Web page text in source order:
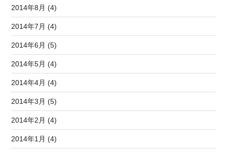
2014年8月 (4)
2014年7月 (4)
2014年6月 (5)
2014年5月 (4)
2014年4月 (4)
2014年3月 (5)
2014年2月 (4)
2014年1月 (4)